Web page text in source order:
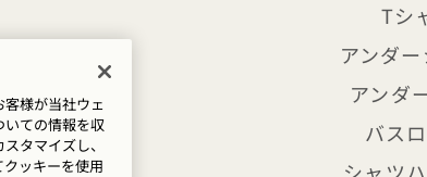
Tシ
アンダ
アンダ
バス
様が当社ウェ
いての情報を収
タマイズし、
ッキーを使用